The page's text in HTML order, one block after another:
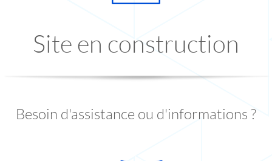
Site en construction
Besoin d'assistance ou d'informations ?